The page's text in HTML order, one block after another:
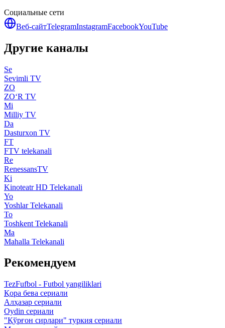
Социальные сети
Веб-сайтTelegramInstagramFacebookYouTube
Другие каналы
Se
Sevimli TV
ZO
ZO‘R TV
Mi
Milliy TV
Da
Dasturxon TV
FT
FTV telekanali
Re
RenessansTV
Ki
Kinoteatr HD Telekanali
Yo
Yoshlar Telekanali
To
Toshkent Telekanali
Ma
Mahalla Telekanali
Рекомендуем
TezFufbol - Futbol yangiliklari
Қора бева сериали
Алҳазар сериали
Oydin сериали
"Қўрғон сирлари" туркия сериали